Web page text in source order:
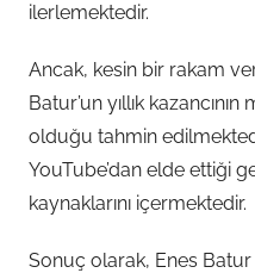
ilerlemektedir.
Ancak, kesin bir rakam
Batur’un yıllık
olduğu tahmin
YouTube’dan elde ettiği
kaynaklarını içermektedir.
Sonuç olarak, Enes